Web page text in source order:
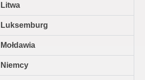
Litwa
Luksemburg
Mołdawia
Niemcy